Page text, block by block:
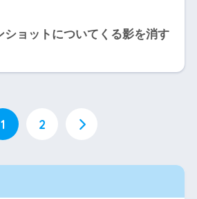
ショットについてくる影を消す
1 2